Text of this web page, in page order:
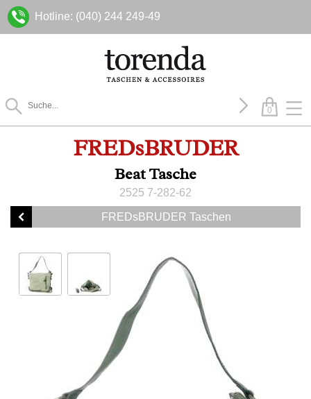
Hotline: (040) 244 249-49
0
FREDsBRUDER
Beat Tasche
2525 7-282-62
FREDsBRUDER Taschen